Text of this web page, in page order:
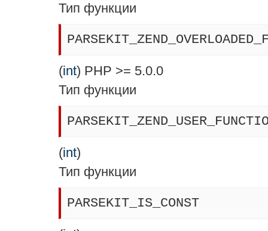
Тип функции
(int) PHP >= 5.0.0
Тип функции
(int)
Тип функции
PARSEKIT_IS_CONST